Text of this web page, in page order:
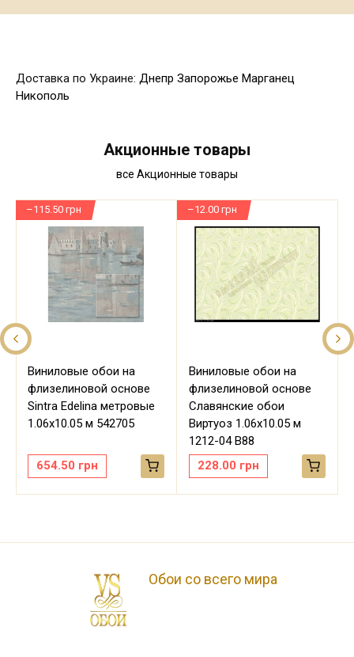
Доставка по Украине: Днепр Запорожье Марганец
Никополь
Акционные товары
все Акционные товары
Виниловые обои на
флизелиновой основе
Sintra Edelina метровые
1.06х10.05 м 542705
654.50 грн
–115.50 грн
Виниловые обои на
флизелиновой основе
Славянские обои
Виртуоз 1.06х10.05 м
1212-04 В88
228.00 грн
–12.00 грн
Обои со всего мира